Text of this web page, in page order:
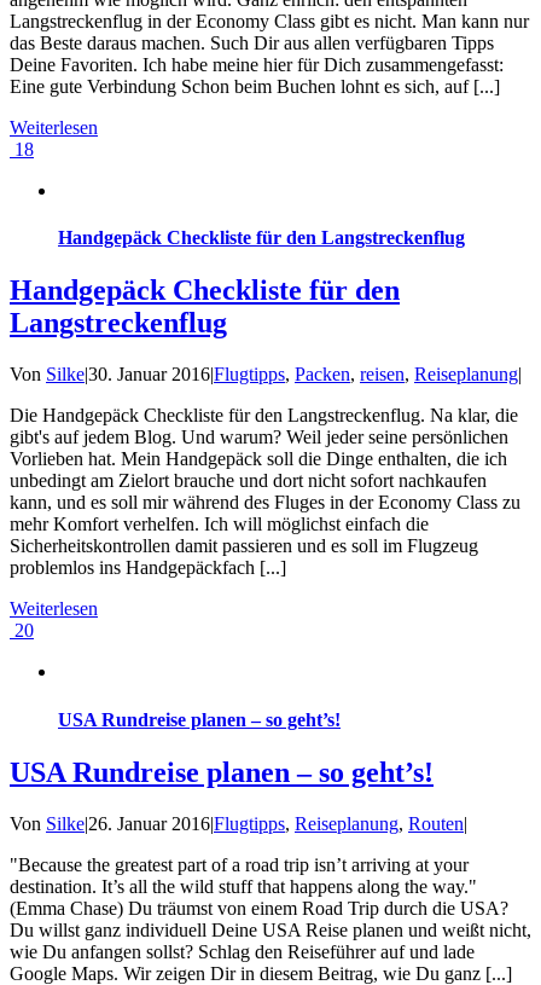
Langstreckenflug in der Economy Class gibt es nicht. Man kann nur
das Beste daraus machen. Such Dir aus allen verfügbaren Tipps
Deine Favoriten. Ich habe meine hier für Dich zusammengefasst:
Eine gute Verbindung Schon beim Buchen lohnt es sich, auf [...]
Weiterlesen
18
Handgepäck Checkliste für den Langstreckenflug
Handgepäck Checkliste für den
Langstreckenflug
Von Silke|30. Januar 2016|Flugtipps, Packen, reisen, Reiseplanung|
Die Handgepäck Checkliste für den Langstreckenflug. Na klar, die
gibt's auf jedem Blog. Und warum? Weil jeder seine persönlichen
Vorlieben hat. Mein Handgepäck soll die Dinge enthalten, die ich
unbedingt am Zielort brauche und dort nicht sofort nachkaufen
kann, und es soll mir während des Fluges in der Economy Class zu
mehr Komfort verhelfen. Ich will möglichst einfach die
Sicherheitskontrollen damit passieren und es soll im Flugzeug
problemlos ins Handgepäckfach [...]
Weiterlesen
20
USA Rundreise planen – so geht’s!
USA Rundreise planen – so geht’s!
Von Silke|26. Januar 2016|Flugtipps, Reiseplanung, Routen|
"Because the greatest part of a road trip isn’t arriving at your
destination. It’s all the wild stuff that happens along the way."
(Emma Chase) Du träumst von einem Road Trip durch die USA?
Du willst ganz individuell Deine USA Reise planen und weißt nicht,
wie Du anfangen sollst? Schlag den Reiseführer auf und lade
Google Maps. Wir zeigen Dir in diesem Beitrag, wie Du ganz [...]